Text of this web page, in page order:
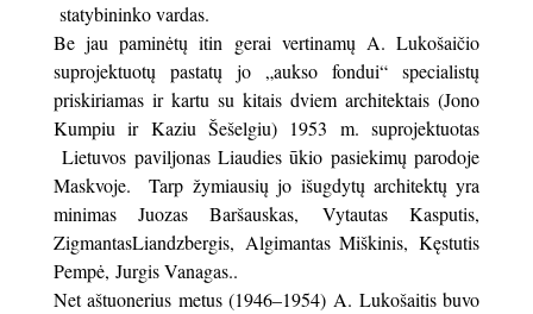
statybininko vardas.
Be jau paminėtų itin gerai vertinamų A. Lukošaičio
suprojektuotų pastatų jo „aukso fondui“ specialistų
priskiriamas ir kartu su kitais dviem architektais (Jono
Kumpiu ir Kaziu Šešelgiu) 1953 m. suprojektuotas
Lietuvos paviljonas Liaudies ūkio pasiekimų parodoje
Maskvoje. Tarp žymiausių jo išugdytų architektų yra
minimas Juozas Baršauskas, Vytautas Kasputis,
ZigmantasLiandzbergis, Algimantas Miškinis, Kęstutis
Pempė, Jurgis Vanagas..
Net aštuonerius metus (1946–1954) A. Lukošaitis buvo